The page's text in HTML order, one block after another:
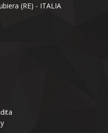
(RE) - ITALIA